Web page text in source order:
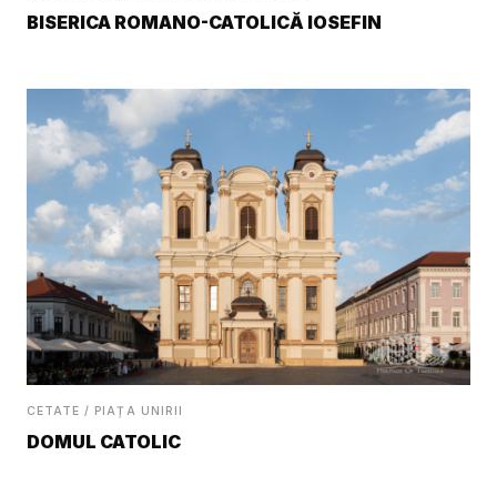
BISERICA ROMANO-CATOLICĂ IOSEFIN
CETATE / PIAȚA UNIRII
DOMUL CATOLIC